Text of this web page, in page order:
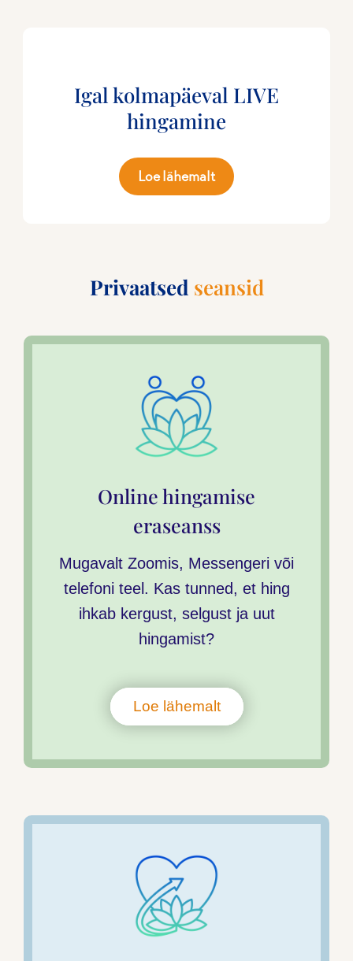
Igal kolmapäeval LIVE
hingamine
Loe lähemalt
Privaatsed seansid
Online hingamise
eraseanss
Mugavalt Zoomis, Messengeri või
telefoni teel. Kas tunned, et hing
ihkab kergust, selgust ja uut
hingamist?
Loe lähemalt